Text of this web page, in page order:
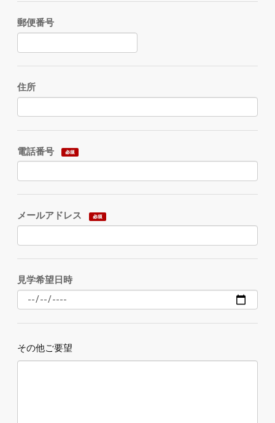
郵便番号
住所
電話番号
メールアドレス
見学希望日時
その他ご要望